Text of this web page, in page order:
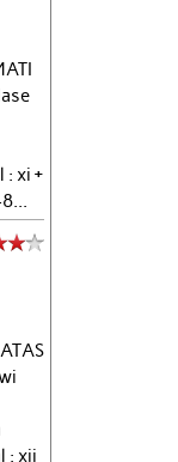
: xi +
: xii